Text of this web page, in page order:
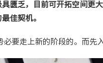
匮乏，目前可开拓空间更
佳契机。
必要走上新的阶段的。而先